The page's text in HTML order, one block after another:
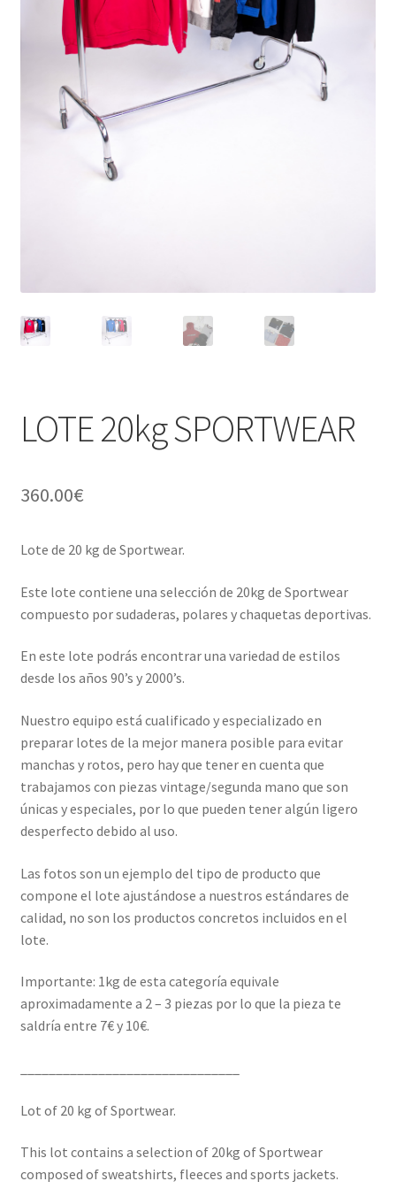
LOTE 20kg SPORTWEAR
360.00€
Lote de 20 kg de Sportwear.
Este lote contiene una selección de 20kg de Sportwear
compuesto por sudaderas, polares y chaquetas deportivas.
En este lote podrás encontrar una variedad de estilos
desde los años 90’s y 2000’s.
Nuestro equipo está cualificado y especializado en
preparar lotes de la mejor manera posible para evitar
manchas y rotos, pero hay que tener en cuenta que
trabajamos con piezas vintage/segunda mano que son
únicas y especiales, por lo que pueden tener algún ligero
desperfecto debido al uso.
Las fotos son un ejemplo del tipo de producto que
compone el lote ajustándose a nuestros estándares de
calidad, no son los productos concretos incluidos en el
lote.
Importante: 1kg de esta categoría equivale
aproximadamente a 2 – 3 piezas por lo que la pieza te
saldría entre 7€ y 10€.
Lot of 20 kg of Sportwear.
This lot contains a selection of 20kg of Sportwear
composed of sweatshirts, fleeces and sports jackets.